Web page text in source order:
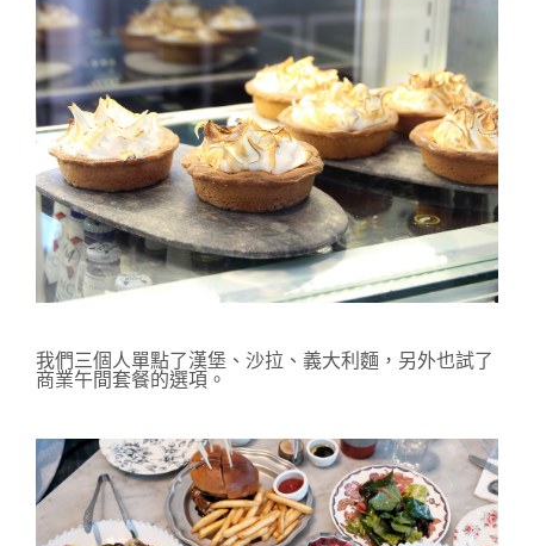
我們三個人單點了漢堡、沙拉、義大利麵，另外也試了
商業午間套餐的選項。